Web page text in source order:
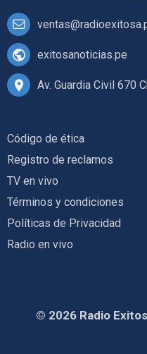
exitosanoticias.pe
Av. Guardia Civil 670
Código de ética
Registro de reclamos
TV en vivo
Términos y condiciones
Políticas de Privacidad
Radio en vivo
© 2026 Radio